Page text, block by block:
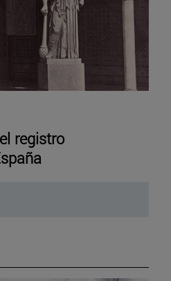
registro